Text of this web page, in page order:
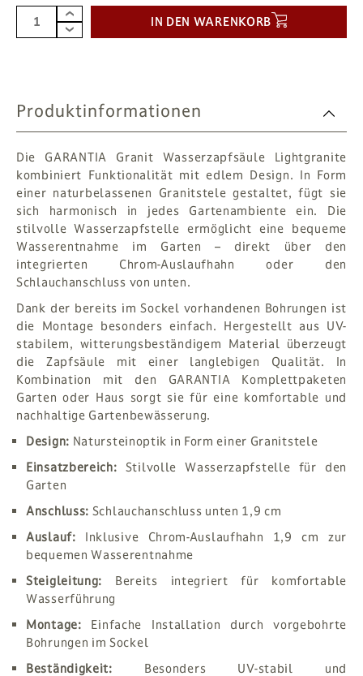
IN DEN WARENKORB
Produktinformationen
Die GARANTIA Granit Wasserzapfsäule Lightgranite
kombiniert Funktionalität mit edlem Design. In Form
einer naturbelassenen Granitstele gestaltet, fügt sie
sich harmonisch in jedes Gartenambiente ein. Die
stilvolle Wasserzapfstelle ermöglicht eine bequeme
Wasserentnahme im Garten – direkt über den
integrierten Chrom-Auslaufhahn oder den
Schlauchanschluss von unten.
Dank der bereits im Sockel vorhandenen Bohrungen ist
die Montage besonders einfach. Hergestellt aus UV-
stabilem, witterungsbeständigem Material überzeugt
die Zapfsäule mit einer langlebigen Qualität. In
Kombination mit den GARANTIA Komplettpaketen
Garten oder Haus sorgt sie für eine komfortable und
nachhaltige Gartenbewässerung.
Design: Natursteinoptik in Form einer Granitstele
Einsatzbereich: Stilvolle Wasserzapfstelle für den
Garten
Anschluss: Schlauchanschluss unten 1,9 cm
Auslauf: Inklusive Chrom-Auslaufhahn 1,9 cm zur
bequemen Wasserentnahme
Steigleitung: Bereits integriert für komfortable
Wasserführung
Montage: Einfache Installation durch vorgebohrte
Bohrungen im Sockel
Beständigkeit: Besonders UV-stabil und